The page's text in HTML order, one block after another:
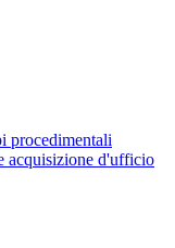
procedimentali
acquisizione d'ufficio